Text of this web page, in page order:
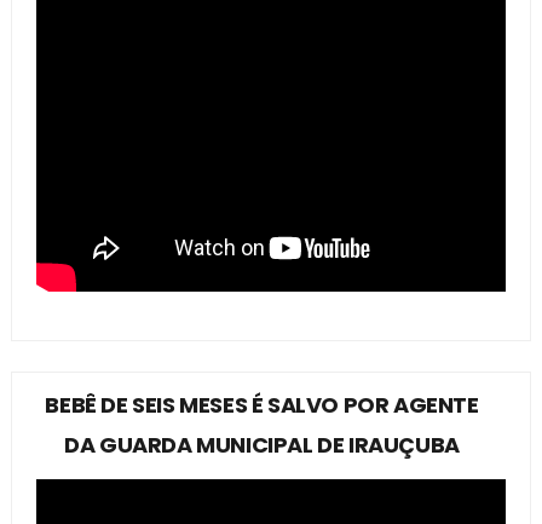
BEBÊ DE SEIS MESES É SALVO POR AGENTE
DA GUARDA MUNICIPAL DE IRAUÇUBA